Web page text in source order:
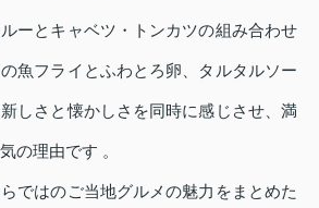
ーとキャベツ・トンカツの組み合わせ
魚フライとふわとろ卵、タルタルソー
しさと懐かしさを同時に感じさせ、満
の理由です 。
ではのご当地グルメの魅力をまとめた